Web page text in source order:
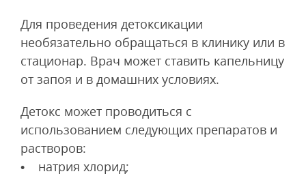
Для проведения детоксикации
необязательно обращаться в клинику или в
стационар. Врач может ставить капельницу
от запоя и в домашних условиях.
Детокс может проводиться с
использованием следующих препаратов и
растворов:
• натрия хлорид;